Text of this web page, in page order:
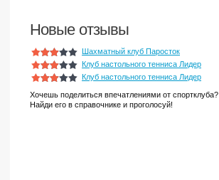
Новые отзывы
Шахматный клуб Паросток
Клуб настольного тенниса Лидер
Клуб настольного тенниса Лидер
Хочешь поделиться впечатлениями от спортклуба?
Найди его в справочнике и проголосуй!